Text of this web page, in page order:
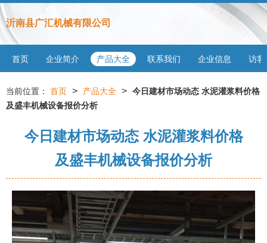
沂南县广汇机械有限公司
首页 企业简介 产品大全 联系我们 企业信息 访客
当前位置： 首页 > 产品大全 > 今日建材市场动态 水泥灌浆料价格
及盛丰机械设备报价分析
今日建材市场动态 水泥灌浆料价格
及盛丰机械设备报价分析